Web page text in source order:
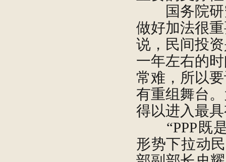
国务院研
做好加法很
说，民间投
一年左右的
常难，所以
有重组舞台
得以进入最
“PPP既是
形势下拉动